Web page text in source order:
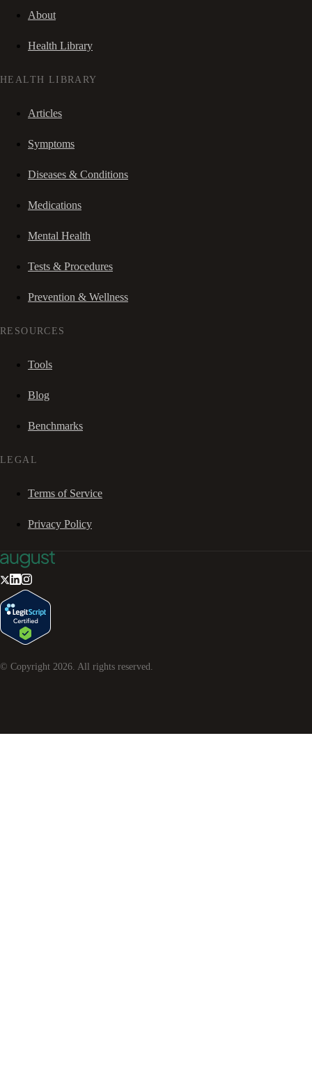
About
Health Library
HEALTH LIBRARY
Articles
Symptoms
Diseases & Conditions
Medications
Mental Health
Tests & Procedures
Prevention & Wellness
RESOURCES
Tools
Blog
Benchmarks
LEGAL
Terms of Service
Privacy Policy
© Copyright 2026. All rights reserved.